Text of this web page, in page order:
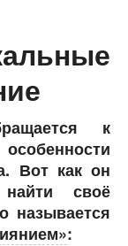
к
Вот как он
найти своё
называется
: